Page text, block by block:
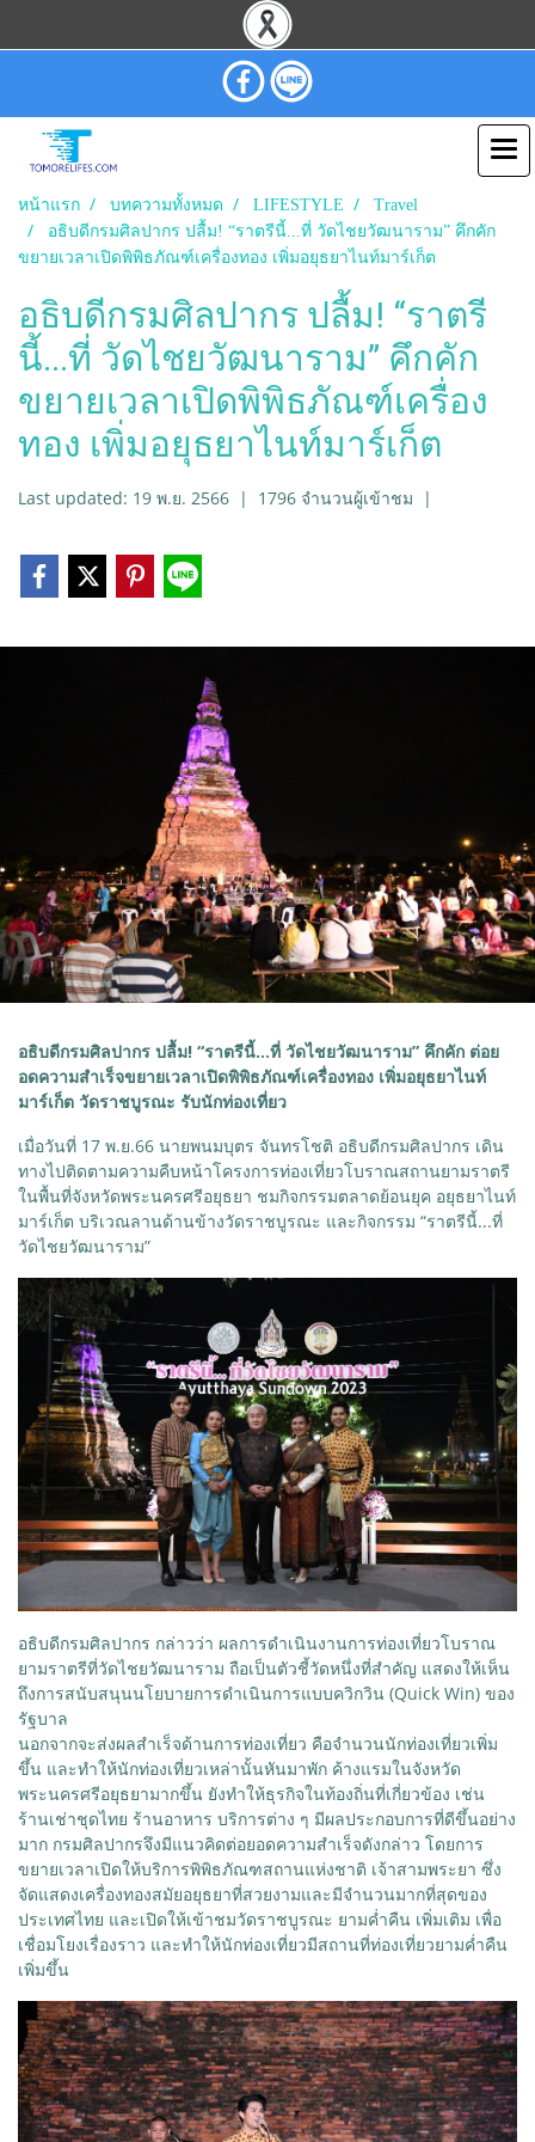
หน้าแรก บทความทั้งหมด LIFESTYLE
Travel
อธิบดีกรมศิลปากร ปลื้ม! “ราตรีนี้...ที่ วัดไชยวัฒนาราม” คึกคัก
ขยายเวลาเปิดพิพิธภัณฑ์เครื่องทอง เพิ่มอยุธยาไนท์มาร์เก็ต
อธิบดีกรมศิลปากร ปลื้ม! “ราตรี
นี้...ที่ วัดไชยวัฒนาราม” คึกคัก
ขยายเวลาเปิดพิพิธภัณฑ์เครื่อง
ทอง เพิ่มอยุธยาไนท์มาร์เก็ต
Last updated: 19 พ.ย. 2566 | 1796 จำนวนผู้เข้าชม |
อธิบดีกรมศิลปากร ปลื้ม! “ราตรีนี้...ที่ วัดไชยวัฒนาราม” คึกคัก ต่อย
อดความสำเร็จขยายเวลาเปิดพิพิธภัณฑ์เครื่องทอง เพิ่มอยุธยาไนท์
มาร์เก็ต วัดราชบูรณะ รับนักท่องเที่ยว
เมื่อวันที่ 17 พ.ย.66 นายพนมบุตร จันทรโชติ อธิบดีกรมศิลปากร เดิน
ทางไปติดตามความคืบหน้าโครงการท่องเที่ยวโบราณสถานยามราตรี
ในพื้นที่จังหวัดพระนครศรีอยุธยา ชมกิจกรรมตลาดย้อนยุค อยุธยาไนท์
มาร์เก็ต บริเวณลานด้านข้างวัดราชบูรณะ และกิจกรรม “ราตรีนี้...ที่
วัดไชยวัฒนาราม”
อธิบดีกรมศิลปากร กล่าวว่า ผลการดำเนินงานการท่องเที่ยวโบราณ
ยามราตรีที่วัดไชยวัฒนาราม ถือเป็นตัวชี้วัดหนึ่งที่สำคัญ แสดงให้เห็น
ถึงการสนับสนุนนโยบายการดำเนินการแบบควิกวิน (Quick Win) ของ
รัฐบาล
นอกจากจะส่งผลสำเร็จด้านการท่องเที่ยว คือจำนวนนักท่องเที่ยวเพิ่ม
ขึ้น และทำให้นักท่องเที่ยวเหล่านั้นหันมาพัก ค้างแรมในจังหวัด
พระนครศรีอยุธยามากขึ้น ยังทำให้ธุรกิจในท้องถิ่นที่เกี่ยวข้อง เช่น
ร้านเช่าชุดไทย ร้านอาหาร บริการต่าง ๆ มีผลประกอบการที่ดีขึ้นอย่าง
มาก กรมศิลปากรจึงมีแนวคิดต่อยอดความสำเร็จดังกล่าว โดยการ
ขยายเวลาเปิดให้บริการพิพิธภัณฑสถานแห่งชาติ เจ้าสามพระยา ซึ่ง
จัดแสดงเครื่องทองสมัยอยุธยาที่สวยงามและมีจำนวนมากที่สุดของ
ประเทศไทย และเปิดให้เข้าชมวัดราชบูรณะ ยามค่ำคืน เพิ่มเติม เพื่อ
เชื่อมโยงเรื่องราว และทำให้นักท่องเที่ยวมีสถานที่ท่องเที่ยวยามค่ำคืน
เพิ่มขึ้น